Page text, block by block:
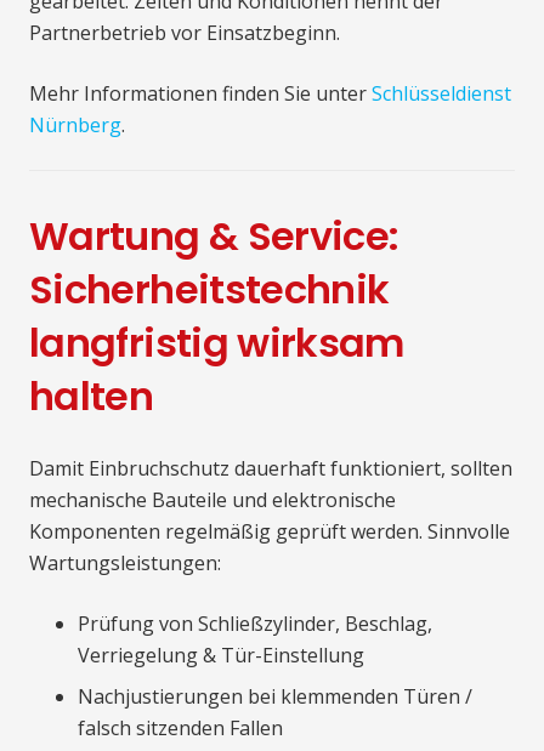
Partnerbetrieb vor Einsatzbeginn.
Mehr Informationen finden Sie unterSchlüsseldienst
Nürnberg.
Wartung & Service:
Sicherheitstechnik
langfristig wirksam
halten
Damit Einbruchschutz dauerhaft funktioniert, sollten
mechanische Bauteile und elektronische
Komponenten regelmäßig geprüft werden. Sinnvolle
Wartungsleistungen:
Prüfung von Schließzylinder, Beschlag,
Verriegelung & Tür-Einstellung
Nachjustierungen bei klemmenden Türen /
falsch sitzenden Fallen